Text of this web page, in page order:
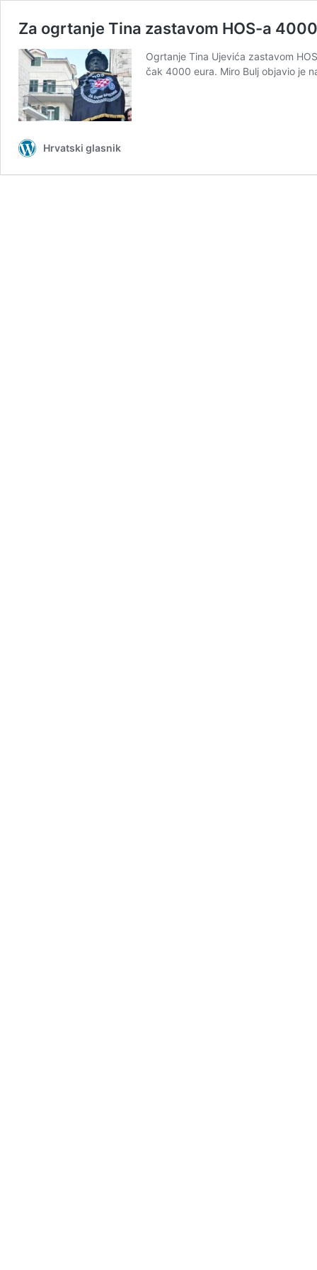
Za ogrtanje Tina zastavom HOS-a
Ogrtanje Tina Ujevića zastavom
čak 4000 eura. Miro Bulj objavio je
Hrvatski glasnik